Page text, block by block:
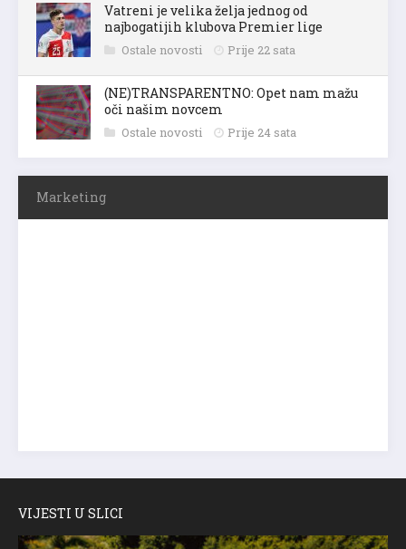
Vatreni je velika želja jednog od
najbogatijih klubova Premier lige
Ostale novosti Prije 22 sata
(NE)TRANSPARENTNO: Opet nam mažu
oči našim novcem
Ostale novosti Prije 24 sata
Marketing
VIJESTI U SLICI